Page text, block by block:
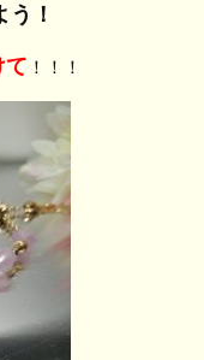
！
て ！！！